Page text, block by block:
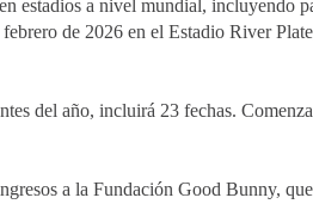
estadios a nivel mundial, incluyendo
de 2026 en el Estadio River
del año, incluirá 23 fechas.
a la Fundación Good Bunny,